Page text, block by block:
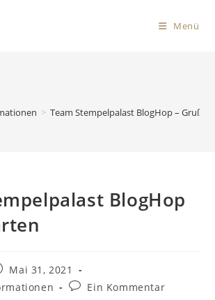
Menü
> Team Stempelpalast BlogHop –
BlogHop
Mai 31, 2021
Ein Kommentar